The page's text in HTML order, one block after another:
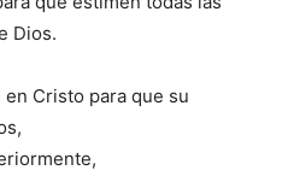
Dios.
Cristo para que su